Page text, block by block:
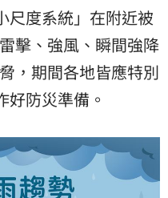
尺度系統」在附近被
擊、強風、瞬間強降
，期間各地皆應特別
防災準備。